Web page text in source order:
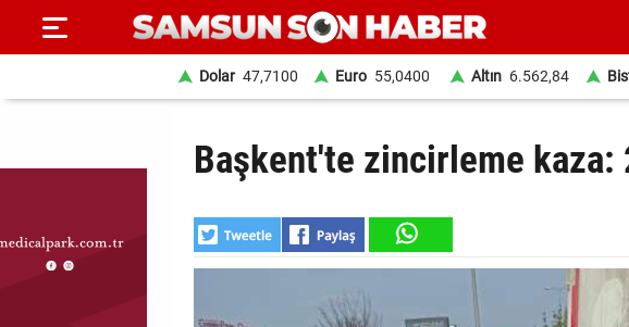
SAYFA
HABER
Dolar 47,7100 Euro 55,0400 Altın 6.562,84
Başkent'te zincirleme kaza: